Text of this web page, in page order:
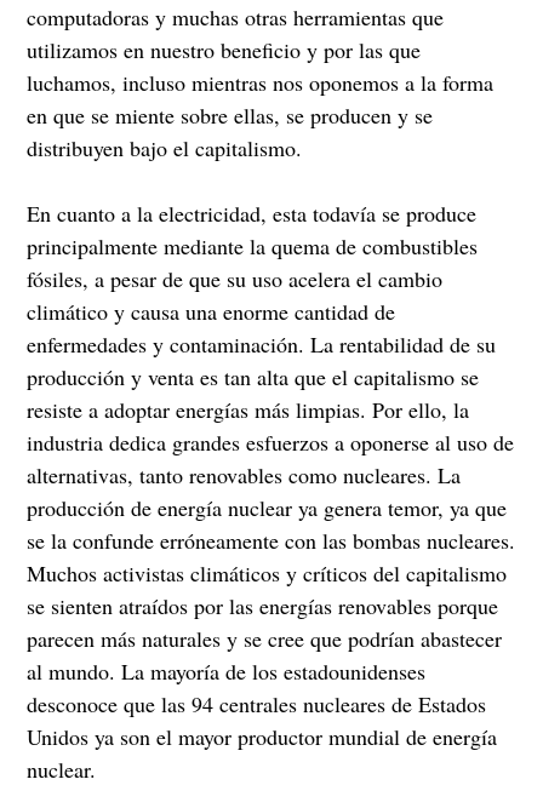
computadoras y muchas otras herramientas que
utilizamos en nuestro beneficio y por las que
luchamos, incluso mientras nos oponemos a la forma
en que se miente sobre ellas, se producen y se
distribuyen bajo el capitalismo.
En cuanto a la electricidad, esta todavía se produce
principalmente mediante la quema de combustibles
fósiles, a pesar de que su uso acelera el cambio
climático y causa una enorme cantidad de
enfermedades y contaminación. La rentabilidad de su
producción y venta es tan alta que el capitalismo se
resiste a adoptar energías más limpias. Por ello, la
industria dedica grandes esfuerzos a oponerse al uso de
alternativas, tanto renovables como nucleares. La
producción de energía nuclear ya genera temor, ya que
se la confunde erróneamente con las bombas nucleares.
Muchos activistas climáticos y críticos del capitalismo
se sienten atraídos por las energías renovables porque
parecen más naturales y se cree que podrían abastecer
al mundo. La mayoría de los estadounidenses
desconoce que las 94 centrales nucleares de Estados
Unidos ya son el mayor productor mundial de energía
nuclear.